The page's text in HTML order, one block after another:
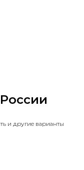
и другие варианты